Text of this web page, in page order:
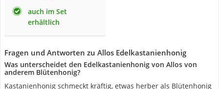
auch im Set
erhältlich
Fragen und Antworten zu Allos Edelkastanienhonig
Was unterscheidet den Edelkastanienhonig von Allos von
anderem Blütenhonig?
Kastanienhonig schmeckt kräftig, etwas herber als Blütenhonig